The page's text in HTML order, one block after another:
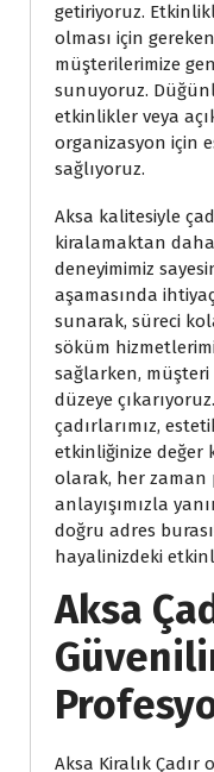
getiriyoruz.
olması için
müşterilerimize
sunuyoruz.
etkinlikler veya
organizasyon için
sağlıyoruz.
Aksa kalitesiyle
kiralamaktan
deneyimimiz
aşamasında
sunarak, süreci
söküm
sağlarken,
düzeye
çadırlarımız,
etkinliğinize değer
olarak, her zaman
anlayışımızla
doğru adres
hayalinizdeki
Aksa
Aksa Kiralık